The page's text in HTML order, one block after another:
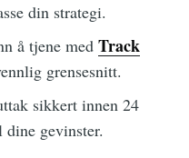
din strategi.
å tjene med Track
grensesnitt.
sikkert innen 24
gevinster.